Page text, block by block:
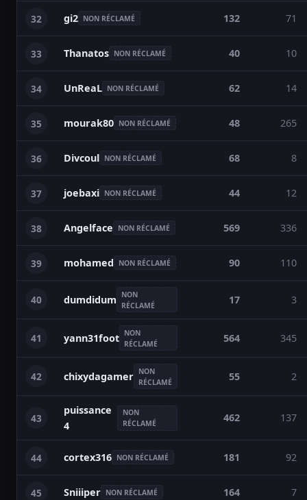
32 gi2 NON RÉCLAMÉ 132 71
33 Thanatos NON RÉCLAMÉ 40 10
34 UnReaL NON RÉCLAMÉ 62 14
35 mourak80 NON RÉCLAMÉ 48 265
36 Divcoul NON RÉCLAMÉ 68 8
37 joebaxi NON RÉCLAMÉ 44 12
38 Angelface NON RÉCLAMÉ 569 336
39 mohamed NON RÉCLAMÉ 90 110
40 dumdidum
NON
RÉCLAMÉ
17 3
41 yann31foot NON
RÉCLAMÉ
564 345
42 chixydagamer NON
RÉCLAMÉ
55 2
43
puissance
4
NON
RÉCLAMÉ
462 137
44 cortex316 NON RÉCLAMÉ 181 92
45 Sniiiper NON RÉCLAMÉ 164 7